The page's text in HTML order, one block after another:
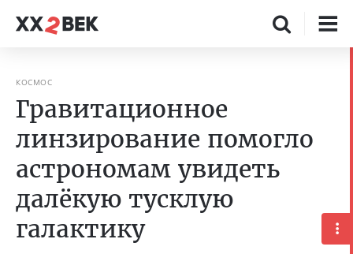
КОСМОС
Гравитационное
линзирование помогло
астрономам увидеть
далёкую тусклую
галактику